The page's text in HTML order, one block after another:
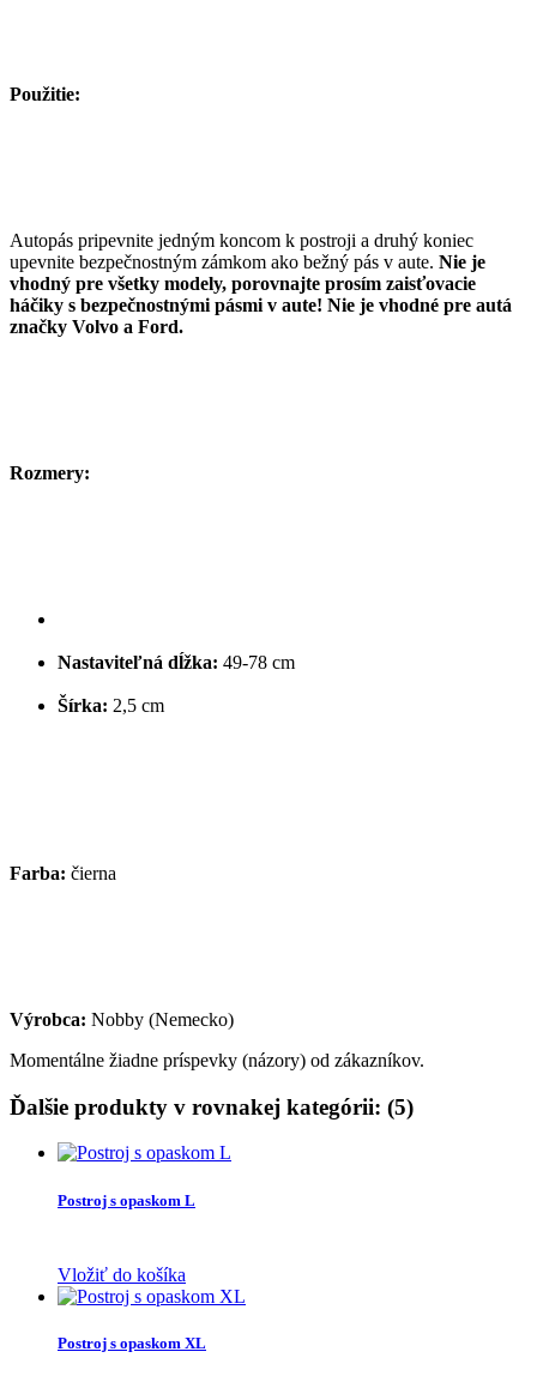
Použitie:
Autopás pripevnite jedným koncom k postroji a druhý koniec
upevnite bezpečnostným zámkom ako bežný pás v aute. Nie je
vhodný pre všetky modely, porovnajte prosím zaisťovacie
háčiky s bezpečnostnými pásmi v aute! Nie je vhodné pre autá
značky Volvo a Ford.
Rozmery:
Nastaviteľná dĺžka: 49-78 cm
Šírka: 2,5 cm
Farba: čierna
Výrobca: Nobby (Nemecko)
Momentálne žiadne príspevky (názory) od zákazníkov.
Ďalšie produkty v rovnakej kategórii: (5)
Postroj s opaskom L
Vložiť do košíka
Postroj s opaskom XL